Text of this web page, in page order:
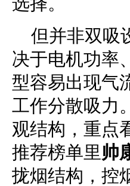
但并非双吸
决于电机功率
型容易出现气
工作分散吸力
观结构，重点
推荐榜单里 帅
拢烟结构，控